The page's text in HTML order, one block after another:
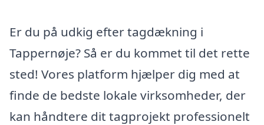
Er du på udkig efter tagdækning i
Tappernøje? Så er du kommet til det rette
sted! Vores platform hjælper dig med at
finde de bedste lokale virksomheder, der
kan håndtere dit tagprojekt professionelt